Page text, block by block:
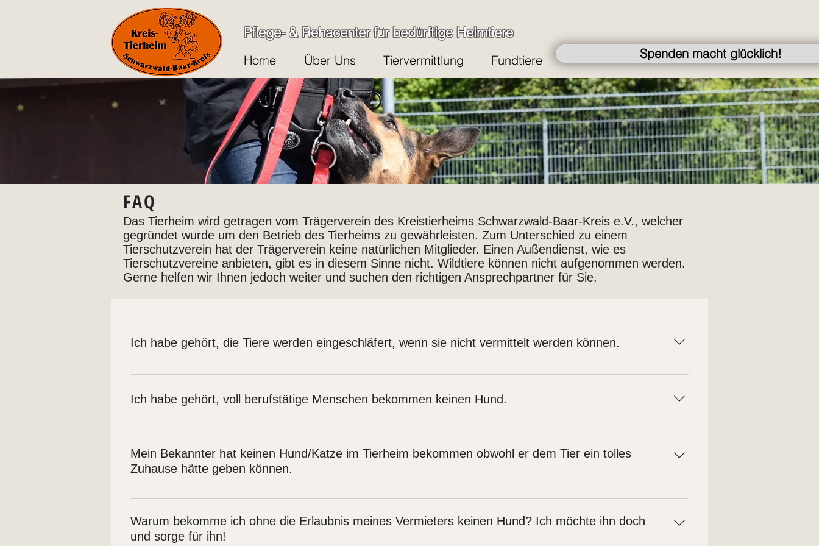
Pflege- & Rehacenter für bedürftige Heimtiere
Home Über Uns Tiervermittlung Fundtiere Spenden macht glücklich!
FAQ
Das Tierheim wird getragen vom Trägerverein des Kreistierheims Schwarzwald-Baar-Kreis e.V., welcher
gegründet wurde um den Betrieb des Tierheims zu gewährleisten. Zum Unterschied zu einem
Tierschutzverein hat der Trägerverein keine natürlichen Mitglieder. Einen Außendienst, wie es
Tierschutzvereine anbieten, gibt es in diesem Sinne nicht. Wildtiere können nicht aufgenommen werden.
Gerne helfen wir Ihnen jedoch weiter und suchen den richtigen Ansprechpartner für Sie.​
Ich habe gehört, die Tiere werden eingeschläfert, wenn sie nicht vermittelt werden können.
Grundsätzlich Nein, es sei denn ein wichtiger Grund liegt vor, z.B. wenn ein Weiterleben mit nicht behebbaren Schmerzen oder Leiden
Ich habe gehört, voll berufstätige Menschen bekommen keinen Hund.
Eine Berufstätigkeit spricht nicht gegen Hundehaltung. Ein Hund benötigt 17-20 Stunden Schlaf, Junge und Alte noch mehr. Der Hund muss
Mit einem sorgfältig durchdachten Management lässt sich Berufstätigkeit und Hundehaltung sehr gut vereinen. Jedoch sollte immer eine
Notfalllösung zur Hand sein, da kranke, alte oder sehr junge Hunde auch 5 Stunden nicht, noch nicht oder nicht mehr schaffen.
Mein Bekannter hat keinen Hund/Katze im Tierheim bekommen obwohl er dem Tier ein tolles
Zuhause hätte geben können.
Fragen Sie genauer nach, welches Tier wollte er und gab es andere Interessenten? Oftmals gibt es besonders für Welpen und Babykatzen
Genauso, wie die über 80 anderen vorhandenen Tiere keine neue Familie bekommen haben.
Warum bekomme ich ohne die Erlaubnis meines Vermieters keinen Hund? Ich möchte ihn doch
und sorge für ihn!